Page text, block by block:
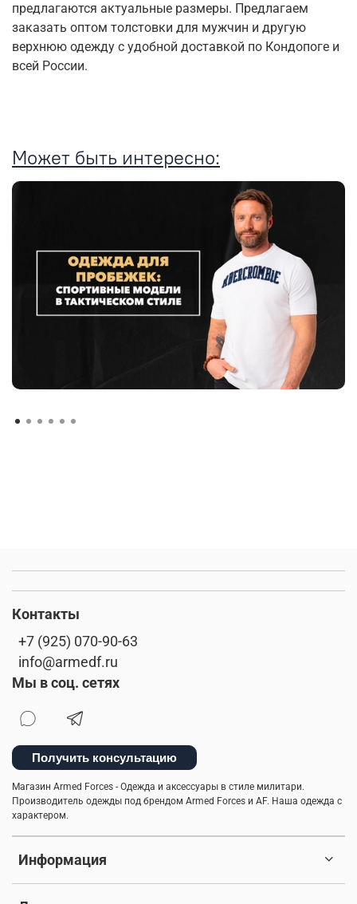
предлагаются актуальные размеры. Предлагаем
заказать оптом толстовки для мужчин и другую
верхнюю одежду с удобной доставкой по Кондопоге и
всей России.
Может быть интересно:
Информация
Контакты
+7 (925) 070-90-63
info@armedf.ru
Мы в соц. сетях
Получить консультацию
Магазин Armed Forces - Одежда и аксессуары в стиле милитари.
Производитель одежды под брендом Armed Forces и AF. Наша одежда с
характером.